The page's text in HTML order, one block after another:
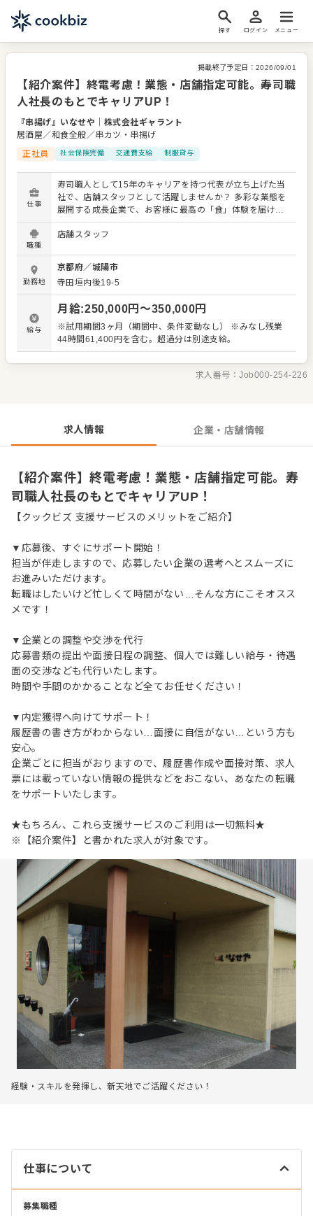
探す ログイン メニュー
掲載終了予定日： 2026/09/01
【紹介案件】終電考慮！業態・店舗指定可能。寿司職
人社長のもとでキャリアUP！
『串揚げ』いなせや
株式会社ギャラント
居酒屋／和食全般／串カツ・串揚げ
正社員
社会保険完備 交通費支給 制服貸与
仕事
寿司職人として15年のキャリアを持つ代表が立ち上げた当
社で、店舗スタッフとして活躍しませんか？ 多彩な業態を
展開する成長企業で、お客様に最高の「食」体験を届けま
しょう。 入社後、まずはメニューを覚えることからスター
ト。レギュラーメニューに加え、季節限定メニューも提供
内、オーダー、レジ対応など）、簡単な調理や仕込み、仕
入れ・在庫管理、まかない作り、アルバイトスタッフの教
育など、 多岐にわたる業務をお任せします。 よりよいお店
づくりのためのオペレーション改善や構築についてのアイ
デアも大歓迎です。 スキルに合わせた業務から始め、先輩
スタッフが丁寧にサポート。経験が浅い方も安心して成長
できる環境です。 出店予定も豊富で、将来は店長や料理
＜おすすめポイント＞ 業態や店舗の指定が可能です。終電
を考慮した勤務で、プライベートも確保できます。 独立支
職種
店舗スタッフ
勤務地
京都府／城陽市
寺田垣内後19-5
給与
月給:250,000円〜350,000円
※試用期間3ヶ月（期間中、条件変動なし） ※みなし残業
44時間61,400円を含む。超過分は別途支給。
求人番号：Job000-254-226
求人情報 企業・店舗情報
【紹介案件】終電考慮！業態・店舗指定可能。寿
司職人社長のもとでキャリアUP！
【クックビズ 支援サービスのメリットをご紹介】
▼応募後、すぐにサポート開始！
担当が伴走しますので、応募したい企業の選考へとスムーズに
お進みいただけます。
転職はしたいけど忙しくて時間がない…そんな方にこそオスス
メです！
▼企業との調整や交渉を代行
応募書類の提出や面接日程の調整、個人では難しい給与・待遇
面の交渉なども代行いたします。
時間や手間のかかることなど全てお任せください！
▼内定獲得へ向けてサポート！
履歴書の書き方がわからない…面接に自信がない…という方も
安心。
企業ごとに担当がおりますので、履歴書作成や面接対策、求人
票には載っていない情報の提供などをおこない、あなたの転職
をサポートいたします。
★もちろん、これら支援サービスのご利用は一切無料★
※【紹介案件】と書かれた求人が対象です。
経験・スキルを発揮し、新天地でご活躍ください！
仕事について
募集職種